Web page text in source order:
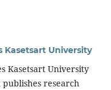
Kasetsart University
Kasetsart University
publishes research